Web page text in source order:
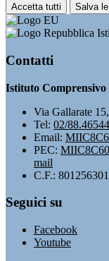
Accetta tutti Salva
Contatti
Istituto
Via Gallarate
Tel: 02/
Email:
PEC:
mail
C.F.:
Seguici su
Facebook
Youtube